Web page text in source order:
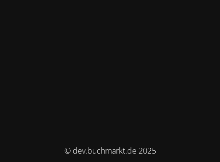
© dev.buchmarkt.de 2025